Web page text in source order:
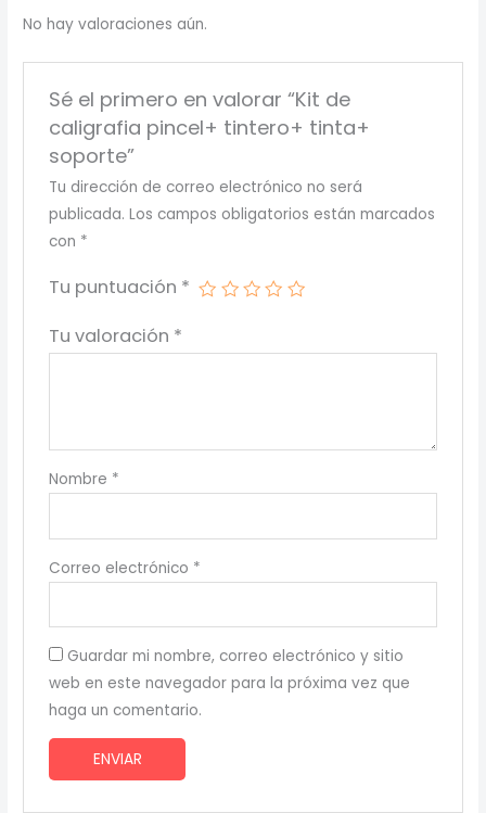
cantidad
No hay valoraciones aún.
Sé el primero en valorar “Kit de
caligrafia pincel+ tintero+ tinta+
soporte”
Tu dirección de correo electrónico no será
publicada. Los campos obligatorios están marcados
con *
Tu puntuación *
Tu valoración *
Nombre *
Correo electrónico *
Guardar mi nombre, correo electrónico y sitio
web en este navegador para la próxima vez que
haga un comentario.